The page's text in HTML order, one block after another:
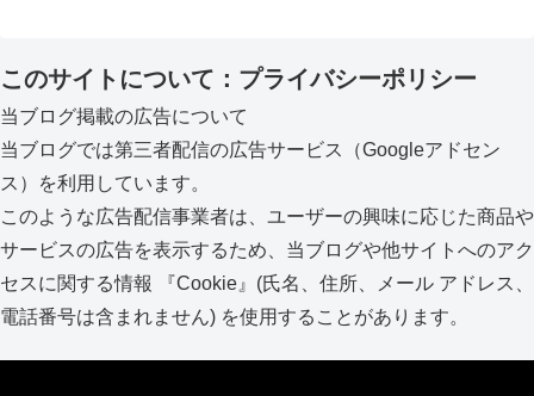
このサイトについて：プライバシーポリシー
当ブログ掲載の広告について
当ブログでは第三者配信の広告サービス（Googleアドセン
ス）を利用しています。
このような広告配信事業者は、ユーザーの興味に応じた商品や
サービスの広告を表示するため、当ブログや他サイトへのアク
セスに関する情報 『Cookie』(氏名、住所、メール アドレス、
電話番号は含まれません) を使用することがあります。